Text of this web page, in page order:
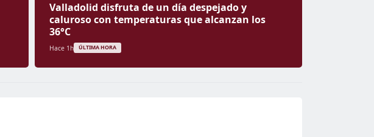
Valladolid disfruta de un día despejado y
caluroso con temperaturas que alcanzan los
36°C
Hace 1h ÚLTIMA HORA